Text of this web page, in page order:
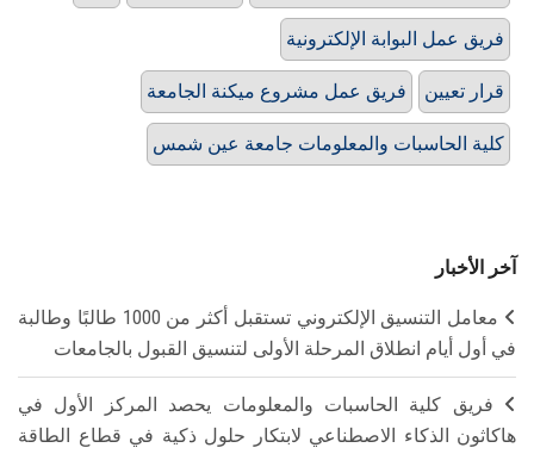
فريق عمل البوابة الإلكترونية
فريق عمل مشروع ميكنة الجامعة قرار تعيين
كلية الحاسبات والمعلومات جامعة عين شمس
آخر الأخبار
معامل التنسيق الإلكتروني تستقبل أكثر من 1000 طالبًا وطالبة
في أول أيام انطلاق المرحلة الأولى لتنسيق القبول بالجامعات
فريق كلية الحاسبات والمعلومات يحصد المركز الأول في
هاكاثون الذكاء الاصطناعي لابتكار حلول ذكية في قطاع الطاقة